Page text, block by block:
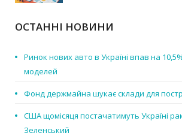
ОСТАННІ НОВИНИ
Ринок нових авто в Україні впав на
моделей
Фонд держмайна шукає склади для
США щомісяця постачатимуть Україні
Зеленський